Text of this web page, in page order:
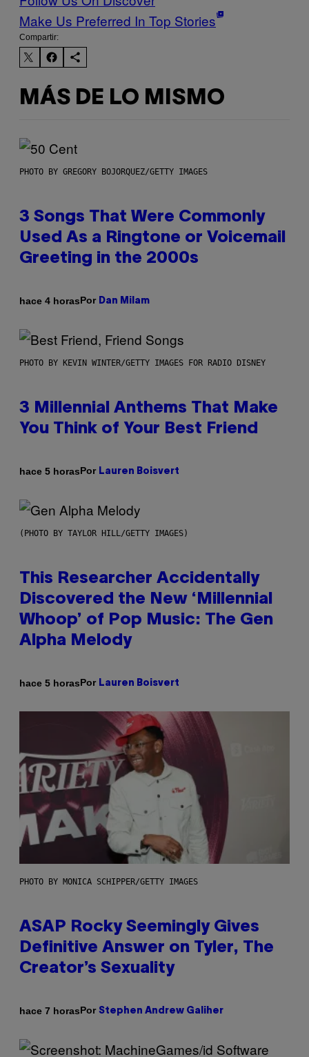
Make Us Preferred In Top Stories
Compartir:
MÁS DE LO MISMO
PHOTO BY GREGORY BOJORQUEZ/GETTY IMAGES
3 Songs That Were Commonly
Used As a Ringtone or Voicemail
Greeting in the 2000s
hace 4 horasPor Dan Milam
PHOTO BY KEVIN WINTER/GETTY IMAGES FOR RADIO DISNEY
3 Millennial Anthems That Make
You Think of Your Best Friend
hace 5 horasPor Lauren Boisvert
(PHOTO BY TAYLOR HILL/GETTY IMAGES)
This Researcher Accidentally
Discovered the New ‘Millennial
Whoop’ of Pop Music: The Gen
Alpha Melody
hace 5 horasPor Lauren Boisvert
PHOTO BY MONICA SCHIPPER/GETTY IMAGES
ASAP Rocky Seemingly Gives
Definitive Answer on Tyler, The
Creator’s Sexuality
hace 7 horasPor Stephen Andrew Galiher